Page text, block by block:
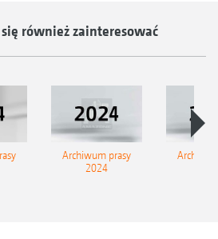
się również zainteresować
Archiwum prasy
2024